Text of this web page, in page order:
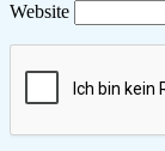
Website